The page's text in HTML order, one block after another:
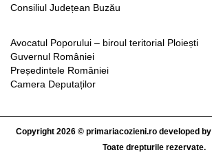
Consiliul Județean Buzău
Avocatul Poporului – biroul teritorial Ploiești
Guvernul României
Președintele României
Camera Deputaților
Copyright 2026 © primariacozieni.ro developed by
Toate drepturile rezervate.